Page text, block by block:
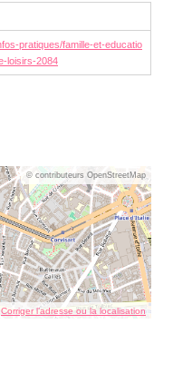
pratiques/famille-et-educatio
loisirs-2084
© contributeurs OpenStreetMap
Corriger l’adresse ou la localisation